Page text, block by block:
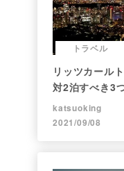
トラベル
リッツカール
対2泊すべき3
katsuoking
2021/09/08